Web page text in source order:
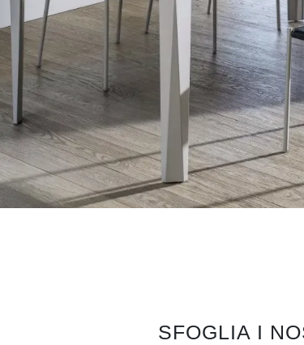
SFOGLIA I